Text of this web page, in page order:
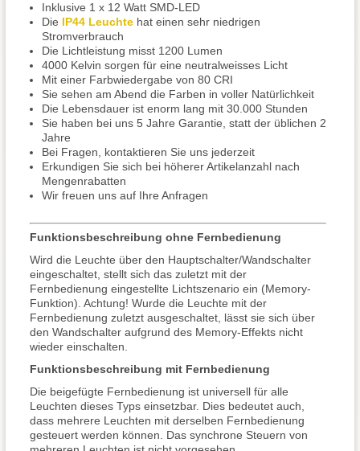
Inklusive 1 x 12 Watt SMD-LED
Die IP44 Leuchte hat einen sehr niedrigen
Stromverbrauch
Die Lichtleistung misst 1200 Lumen
4000 Kelvin sorgen für eine neutralweisses Licht
Mit einer Farbwiedergabe von 80 CRI
Sie sehen am Abend die Farben in voller Natürlichkeit
Die Lebensdauer ist enorm lang mit 30.000 Stunden
Sie haben bei uns 5 Jahre Garantie, statt der üblichen 2
Jahre
Bei Fragen, kontaktieren Sie uns jederzeit
Erkundigen Sie sich bei höherer Artikelanzahl nach
Mengenrabatten
Wir freuen uns auf Ihre Anfragen
Funktionsbeschreibung ohne Fernbedienung
Wird die Leuchte über den Hauptschalter/Wandschalter
eingeschaltet, stellt sich das zuletzt mit der
Fernbedienung eingestellte Lichtszenario ein (Memory-
Funktion). Achtung! Wurde die Leuchte mit der
Fernbedienung zuletzt ausgeschaltet, lässt sie sich über
den Wandschalter aufgrund des Memory-Effekts nicht
wieder einschalten.
Funktionsbeschreibung mit Fernbedienung
Die beigefügte Fernbedienung ist universell für alle
Leuchten dieses Typs einsetzbar. Dies bedeutet auch,
dass mehrere Leuchten mit derselben Fernbedienung
gesteuert werden können. Das synchrone Steuern von